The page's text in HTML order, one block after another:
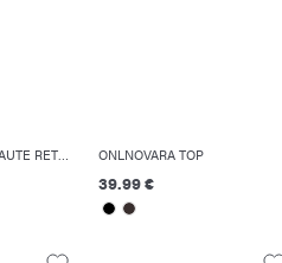
ONLNOVARA TOP
39.99 €